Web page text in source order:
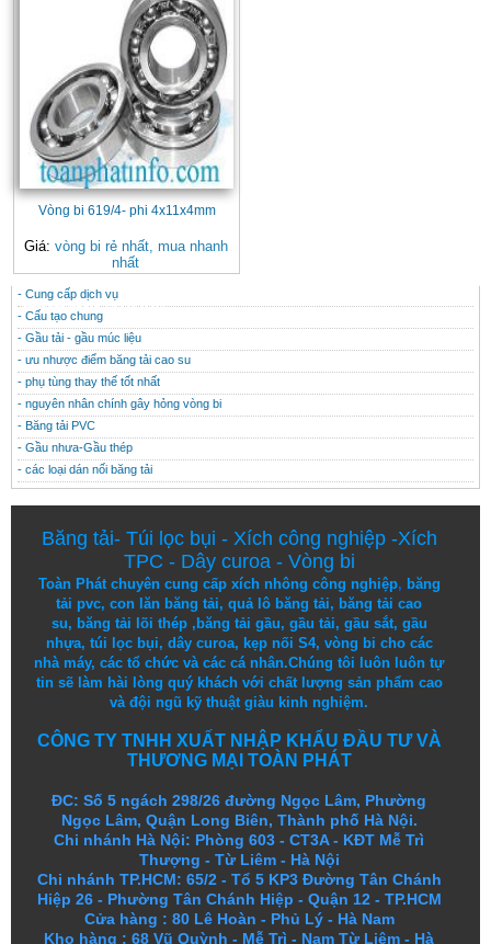
Vòng bi 619/4- phi 4x11x4mm
Giá: vòng bi rẻ nhất, mua nhanh
nhất
CONTACT
THÔNG TIN HỮU ÍCH
- Cung cấp dịch vụ
- Cấu tạo chung
- Gầu tải - gầu múc liệu
- ưu nhược điểm băng tải cao su
- phụ tùng thay thế tốt nhất
- nguyên nhân chính gây hỏng vòng bi
- Băng tải PVC
- Gầu nhưa-Gầu thép
- các loại dán nối băng tải
Băng tải- Túi lọc bụi - Xích công nghiệp-Xích
TPC - Dây curoa - Vòng bi
Toàn Phát chuyên cung cấp xích nhông công nghiệp, băng
tải pvc,con lăn băng tải,quả lô băng tải, băng tải cao
su, băng tải lõi thép,băng tải gầu, gầu tải, gầu sắt, gầu
nhựa, túi lọc bụi, dây curoa, kẹp nối S4, vòng bi cho các
nhà máy, các tổ chức và các cá nhân.Chúng tôi luôn luôn tự
tin sẽ làm hài lòng quý khách với chất lượng sảnphẩm cao
và đội ngũ kỹ thuật giàu kinh nghiệm.
CÔNG TY TNHH XUẤT NHẬP KHẨU ĐẦU TƯ VÀ
THƯƠNG MẠI TOÀN PHÁT
ĐC: Số 5 ngách 298/26 đường Ngọc Lâm, Phường
Ngọc Lâm, Quận Long Biên, Thành phố Hà Nội.
Chi nhánh Hà Nội: Phòng 603 - CT3A - KĐT Mễ Trì
Thượng - Từ Liêm - Hà Nội
Chi nhánh TP.HCM: 65/2 - Tổ 5 KP3 Đường Tân Chánh
Hiệp 26 - Phường Tân Chánh Hiệp - Quận 12 - TP.HCM
Cửa hàng : 80 Lê Hoàn - Phủ Lý - Hà Nam
Kho hàng :68 Vũ Quỳnh - Mễ Trì - Nam Từ Liêm - Hà